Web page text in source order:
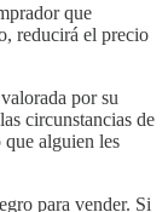
que
reducirá el precio
por su
circunstancias de
que alguien les
para vender. Si